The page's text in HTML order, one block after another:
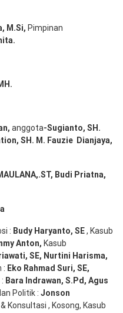
M.Si, Pimpinan
, anggota-Sugianto, SH.
, SH. M. Fauzie Dianjaya,
, Budi Priatna,
: Budy Haryanto, SE, Kasub
Anton, Kasub
, SE, Nurtini Harisma,
: Eko Rahmad Suri, SE,
Bara Indrawan, S.Pd, Agus
Politik : Jonson
Konsultasi , Kosong, Kasub